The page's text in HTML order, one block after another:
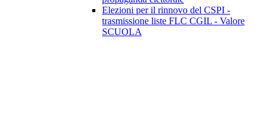
Elezioni per il rinnovo del CSPI -
trasmissione liste FLC CGIL - Valore
SCUOLA